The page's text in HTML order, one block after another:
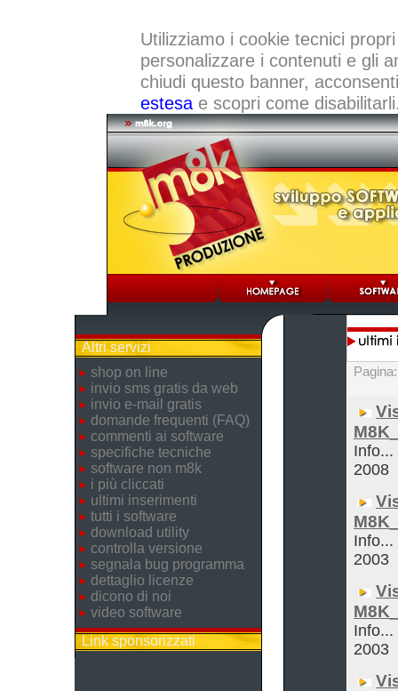
Utilizziamo i cookie tecnici
personalizzare i contenuti e gli
chiudi questo banner,
estesae scopri come
Altri servizi
shop on line
invio sms gratis da web
invio e-mail gratis
domande frequenti (FAQ)
commenti ai software
specifiche tecniche
software non m8k
i più cliccati
ultimi inserimenti
tutti i software
download utility
controlla versione
segnala bug programma
dettaglio licenze
dicono di noi
video software
Link sponsorizzati
Info...
2008
Info...
2003
Info...
2003